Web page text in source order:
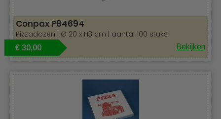
Conpax P84694
Pizzadozen | Ø 20 x H3 cm | aantal 100 stuks
€ 30,00 Bekijken